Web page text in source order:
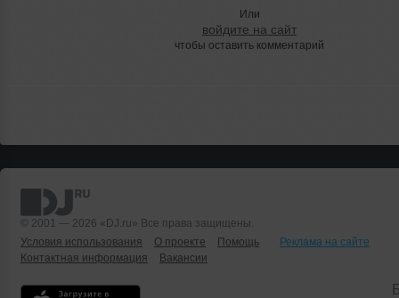
Или
войдите на сайт
чтобы оставить комментарий
© 2001 — 2026 «DJ.ru» Все права защищены.
Условия использования
О проекте Помощь
Реклама на сайте
Контактная информация
Вакансии